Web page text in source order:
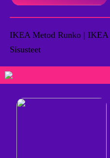
IKEA Metod Runko | IKEA
Sisusteet